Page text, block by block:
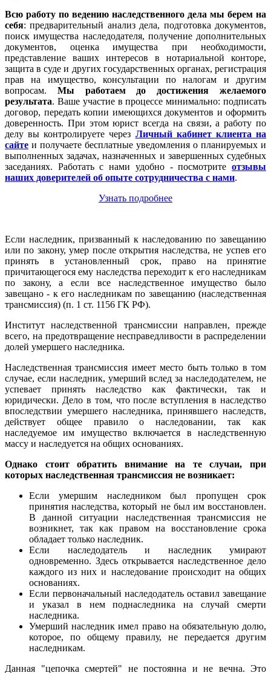
Всю работу по ведению наследственного дела мы берем на
себя: предварительный анализ дела, подготовка документов,
поиск имущества наследодателя, получение дополнительных
документов, оценка имущества при необходимости,
представление ваших интересов в нотариальной конторе,
защита в суде и других государственных органах, регистрация
прав на имущество, консультации по налогам и другим
вопросам. Мы работаем
до достижения желаемого
результата. Ваше участие в процессе минимально: подписать
договор, передать копии имеющихся документов и оформить
доверенность. При этом юрист всегда на связи, а работу по
делу вы контролируете через Личный кабинет клиента на
сайте и получаете бесплатные уведомления о планируемых и
выполненных задачах, назначенных и завершенных судебных
заседаниях. Работать с нами удобно - посмотрите отзывы
наших доверителей об опыте сотрудничества с нами.
Узнать подробнее
Если наследник, призванный к наследованию по завещанию
или по закону, умер после открытия наследства, не успев его
принять в установленный срок, право на принятие
причитающегося ему наследства переходит к его наследникам
по закону, а если все наследственное имущество было
завещано - к его наследникам по завещанию (наследственная
трансмиссия) (п. 1 ст. 1156 ГК РФ).
Институт наследственной трансмиссии направлен, прежде
всего, на предотвращение несправедливости в распределении
долей умершего наследника.
Наследственная трансмиссия имеет место быть только в том
случае, если наследник, умерший вслед за наследодателем, не
успевает принять наследство как фактически, так и
юридически. Дело в том, что после вступления в наследство
впоследствии умершего наследника, принявшего наследств,
действует общее правило о наследовании, так как
наследуемое им имущество включается в наследственную
массу и наследуется на общих основаниях.
Однако стоит обратить внимание на те случаи, при
которых наследственная трансмиссия не возникает:
Если умершим наследником был пропущен срок
принятия наследства, который не был им восстановлен.
В данной ситуации наследственная трансмиссия не
возникнет, так как правом на восстановление срока
обладает только наследник.
Если наследодатель и наследник умирают
одновременно. Здесь открывается наследственное дело
каждого из них и наследование происходит на общих
основаниях.
Если первоначальный наследодатель оставил завещание
и указал в нем поднаследника на случай смерти
наследника.
Умерший наследник имел право на обязательную долю,
которое, по общему правилу, не передается другим
наследникам.
Данная "цепочка смертей" не постоянна и не вечна. Это